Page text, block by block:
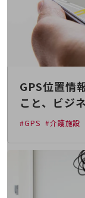
データ利活用
運用管理
業務支援・マーケテ
課題・ニーズで探す
課題・ニーズで探す
コミュニケーション
災害対策
GPS位置情
こと、ビジ
#GPS #介護施設